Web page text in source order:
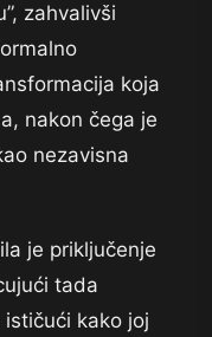
zahvalivši
koja
nakon čega je
nezavisna
je priključenje
tada
kako joj